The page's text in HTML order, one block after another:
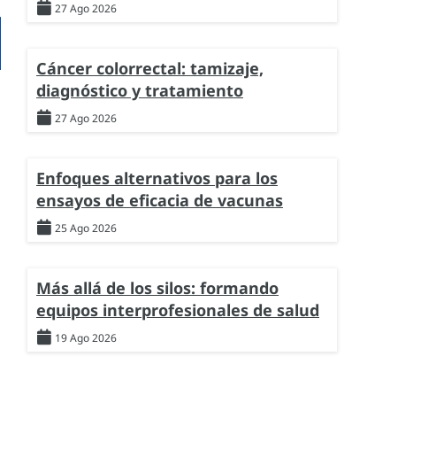
27 Ago 2026
Cáncer colorrectal: tamizaje,
diagnóstico y tratamiento
27 Ago 2026
Enfoques alternativos para los
ensayos de eficacia de vacunas
25 Ago 2026
Más allá de los silos: formando
equipos interprofesionales de salud
19 Ago 2026